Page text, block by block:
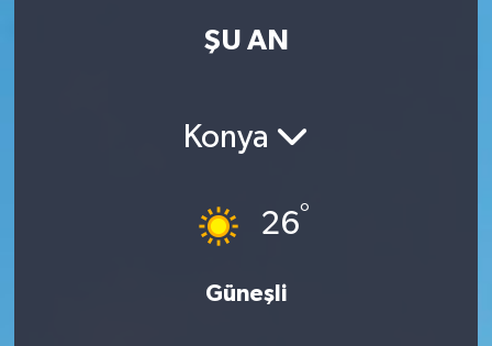
ŞU AN
Konya
26°
Güneşli